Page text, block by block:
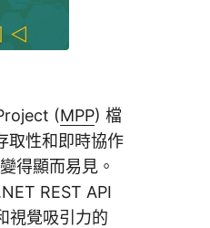
(MPP) 檔
取性和即時協作
得顯而易見。
REST API
視覺吸引力的